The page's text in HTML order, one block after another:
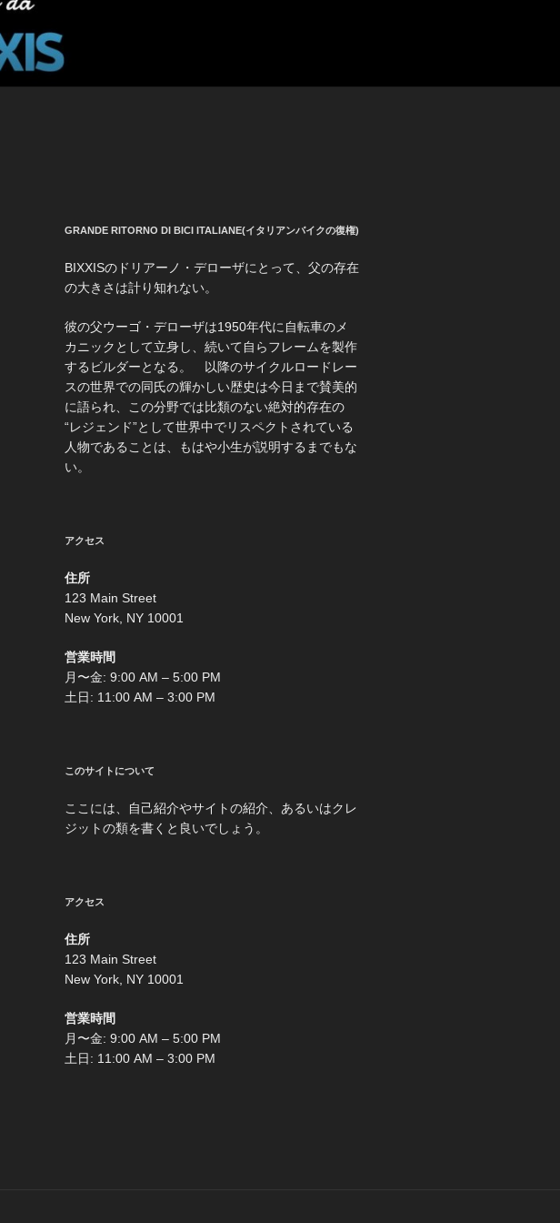
GRANDE RITORNO DI BICI ITALIANE(イタリアンバイクの復権)
BIXXISのドリアーノ・デローザにとって、父の存在
の大きさは計り知れない。
彼の父ウーゴ・デローザは1950年代に自転車のメ
カニックとして立身し、続いて自らフレームを製作
するビルダーとなる。 以降のサイクルロードレー
スの世界での同氏の輝かしい歴史は今日まで賛美的
に語られ、この分野では比類のない絶対的存在の
“レジェンド”として世界中でリスペクトされている
人物であることは、もはや小生が説明するまでもな
い。
アクセス
住所
123 Main Street
New York, NY 10001
営業時間
月〜金: 9:00 AM – 5:00 PM
土日: 11:00 AM – 3:00 PM
このサイトについて
ここには、自己紹介やサイトの紹介、あるいはクレ
ジットの類を書くと良いでしょう。
アクセス
住所
123 Main Street
New York, NY 10001
営業時間
月〜金: 9:00 AM – 5:00 PM
土日: 11:00 AM – 3:00 PM